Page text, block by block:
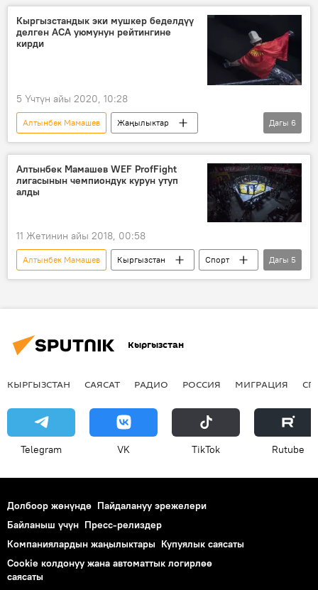
Кыргызстандык эки мушкер беделдүү
делген ACA уюмунун рейтингине
кирди
5 Үчтүн айы 2020, 10:28
Алтынбек Мамашев
Жаңылыктар
Кыргызстан
Спорт
Дүйнөдө
Канат Келдибеков
мушкер
рейтинг
Дагы 6
Алтынбек Мамашев WEF ProfFight
лигасынын чемпиондук курун утуп
алды
11 Жетинин айы 2018, 00:58
Алтынбек Мамашев Кыргызстан
Спорт
Жаңылыктар
WEF
мушкер
Дагы 5
Кыргызстан
КЫРГЫЗСТАН САЯСАТ РАДИО РОССИЯ МИГРАЦИЯ
Telegram VK ТikТоk Rutube
Долбоор жөнүндө Пайдалануу эрежелери
Байланыш үчүн Пресс-релиздер
Компаниялардын жаңылыктары Купуялык саясаты
Cookie колдонуу жана автоматтык логирлөө
саясаты